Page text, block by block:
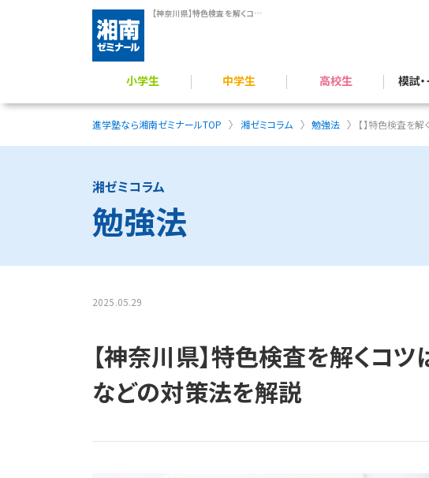
【神奈川県】特色検査を解くコツは？勉強法や時間配分などの対策法を解説｜湘南ゼミナール
小学生 中学生 高校生 模試
進学塾なら湘南ゼミナールTOP 湘ゼミコラム 勉強法 【】特色検査を
湘ゼミコラム
勉強法
2025.05.29
【神奈川県】特色検査を解くコ
などの対策法を解説